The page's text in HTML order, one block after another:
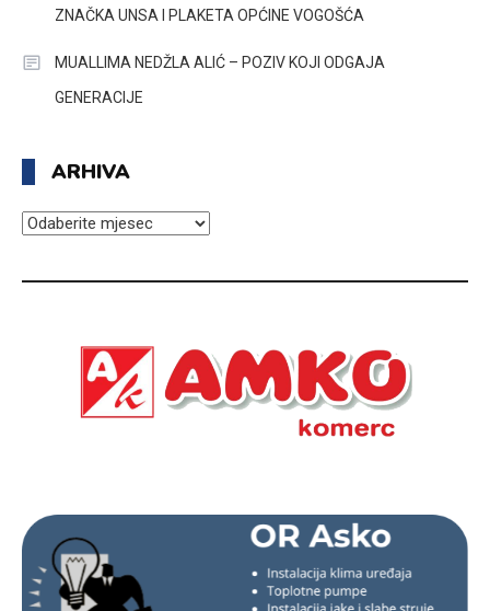
ZNAČKA UNSA I PLAKETA OPĆINE VOGOŠĆA
MUALLIMA NEDŽLA ALIĆ – POZIV KOJI ODGAJA
GENERACIJE
ARHIVA
ARHIVA